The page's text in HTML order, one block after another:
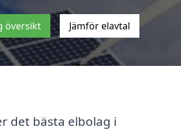
översikt Jämför elavtal
det bästa elbolag i